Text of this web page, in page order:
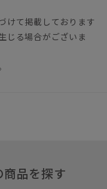
けて掲載しております
じる場合がございま
品を探す